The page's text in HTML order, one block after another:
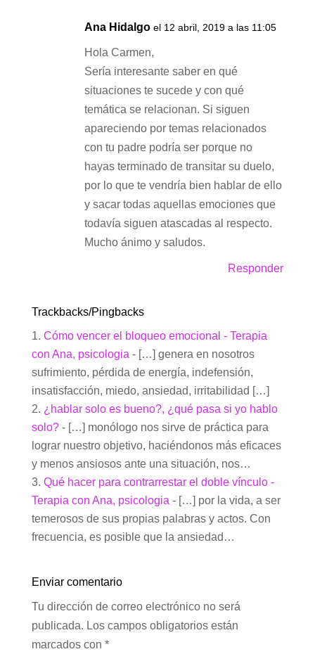
Ana Hidalgo el 12 abril, 2019 a las 11:05
Hola Carmen,
Sería interesante saber en qué
situaciones te sucede y con qué
temática se relacionan. Si siguen
apareciendo por temas relacionados
con tu padre podría ser porque no
hayas terminado de transitar su duelo,
por lo que te vendría bien hablar de ello
y sacar todas aquellas emociones que
todavía siguen atascadas al respecto.
Mucho ánimo y saludos.
Responder
Trackbacks/Pingbacks
Cómo vencer el bloqueo emocional - Terapia
con Ana, psicologia - […] genera en nosotros
sufrimiento, pérdida de energía, indefensión,
insatisfacción, miedo, ansiedad, irritabilidad […]
¿hablar solo es bueno?, ¿qué pasa si yo hablo
solo?- […] monólogo nos sirve de práctica para
lograr nuestro objetivo, haciéndonos más eficaces
y menos ansiosos ante una situación, nos…
Qué hacer para contrarrestar el doble vínculo -
Terapia con Ana, psicologia - […] por la vida, a ser
temerosos de sus propias palabras y actos. Con
frecuencia, es posible que la ansiedad…
Enviar comentario
Tu dirección de correo electrónico no será
publicada. Los campos obligatorios están
marcados con *